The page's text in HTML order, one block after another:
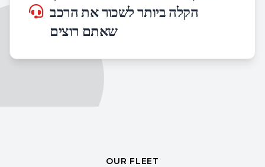
הקלה ביותר לשכור את הרכב
שאתם רוצים
OUR FLEET